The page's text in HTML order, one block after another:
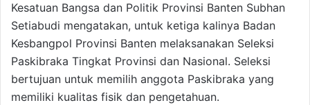
Kesatuan Bangsa dan Politik Provinsi Banten Subhan
Setiabudi mengatakan, untuk ketiga kalinya Badan
Kesbangpol Provinsi Banten melaksanakan Seleksi
Paskibraka Tingkat Provinsi dan Nasional. Seleksi
bertujuan untuk memilih anggota Paskibraka yang
memiliki kualitas fisik dan pengetahuan.